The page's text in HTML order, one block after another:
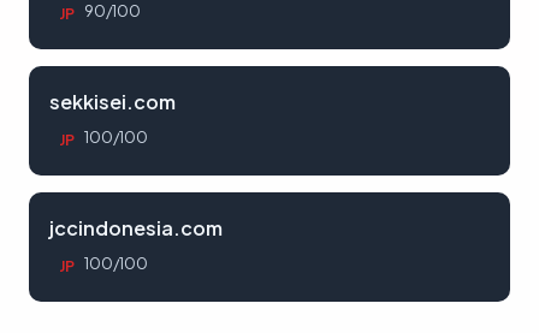
JP 90/100
sekkisei.com
JP 100/100
jccindonesia.com
JP 100/100